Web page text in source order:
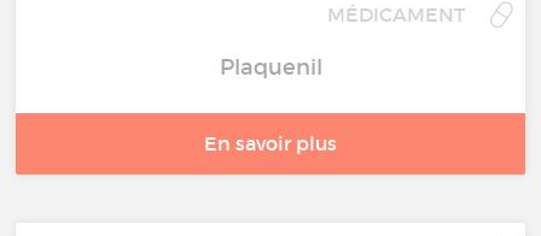
MÉDICAMENT
Plaquenil
En savoir plus